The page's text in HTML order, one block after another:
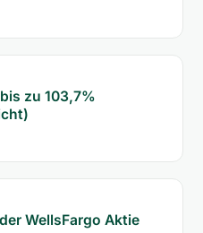
zu 103,7%
WellsFargo Aktie